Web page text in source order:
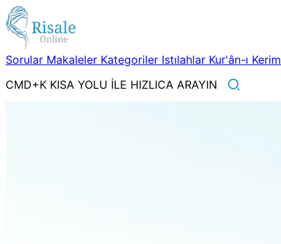
Sorular Makaleler Kategoriler Istılahlar Kur'ân-ı Kerim
CMD+K KISA YOLU İLE HIZLICA ARAYIN